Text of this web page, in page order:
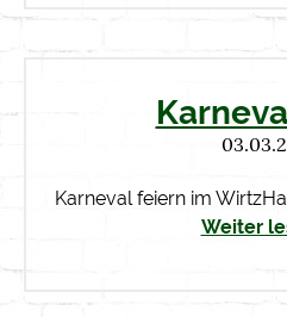
Karneval feiern im
Weiter